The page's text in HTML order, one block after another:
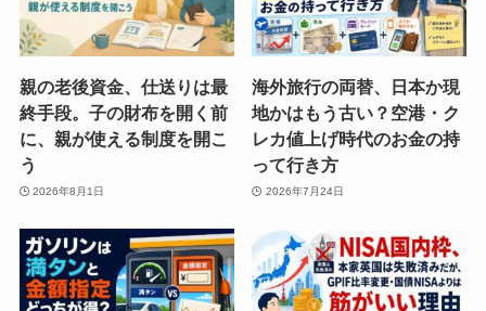
親の老後資金、仕送りは最
終手段。子の財布を開く前
に、親が使える制度を開こ
う
2026年8月1日
海外旅行の両替、日本か現
地かはもう古い？空港・ク
レカ値上げ時代のお金の持
って行き方
2026年7月24日